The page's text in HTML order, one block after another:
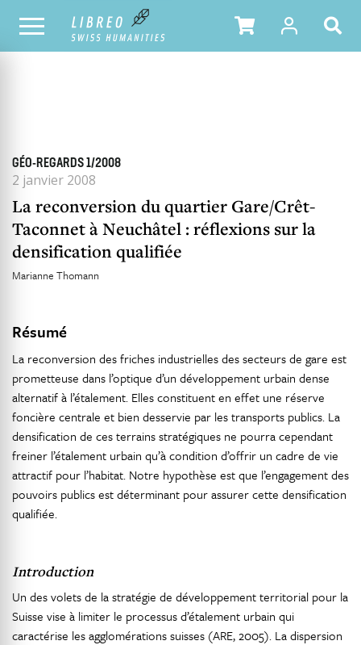
TOUS LES NUMÉROS SOMMAIRE DU NUMÉRO
GÉO-REGARDS 1/2008
2 janvier 2008
La reconversion du quartier Gare/Crêt-
Taconnet à Neuchâtel : réflexions sur la
densification qualifiée
Marianne Thomann
Résumé
La reconversion des friches industrielles des secteurs de gare est
prometteuse dans l’optique d’un développement urbain dense
alternatif à l’étalement. Elles constituent en effet une réserve
foncière centrale et bien desservie par les transports publics. La
densification de ces terrains stratégiques ne pourra cependant
freiner l’étalement urbain qu’à condition d’offrir un cadre de vie
attractif pour l’habitat. Notre hypothèse est que l’engagement des
pouvoirs publics est déterminant pour assurer cette densification
qualifiée.
Introduction
Un des volets de la stratégie de développement territorial pour la
Suisse vise à limiter le processus d’étalement urbain qui
caractérise les agglomérations suisses (ARE, 2005). La dispersion